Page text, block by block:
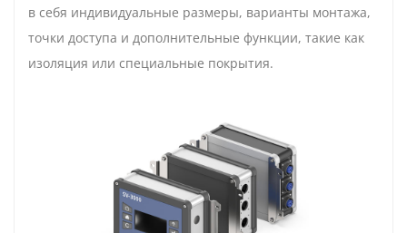
в себя индивидуальные размеры, варианты монтажа,
точки доступа и дополнительные функции, такие как
изоляция или специальные покрытия.